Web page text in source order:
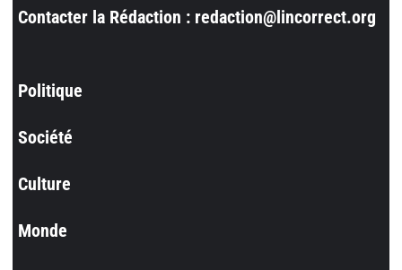
Contacter la Rédaction : redaction@lincorrect.org
Politique
Société
Culture
Monde